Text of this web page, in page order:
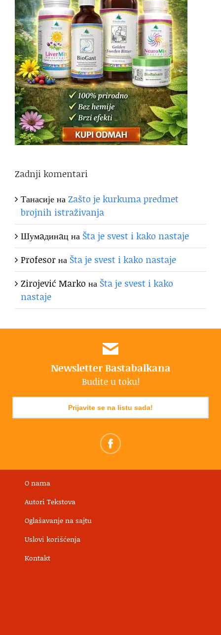
Zadnji komentari
ТанасијенаZašto je kurkuma predmet
brojnih istraživanja
Шумaдинaцна Šta je svest i kako nastaje
Profesorна Šta je svest i kako nastaje
Zirojević Marko на Šta je svest i kako
nastaje
Newsletter Bastabalkana
Budite u toku!
Prijavite se na listu sada!
O nama
Autori Tekstova
Oglašavanje na sajtu
Uslovi korišćenja
Kontakt